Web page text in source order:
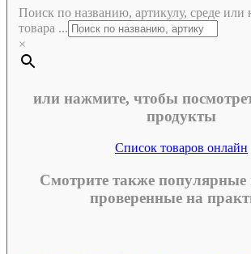
Поиск по названию, артикулу, среде или
товара ...
×
или нажмите, чтобы
продукты
Список товаров онлайн
Смотрите также популярные
проверенные на